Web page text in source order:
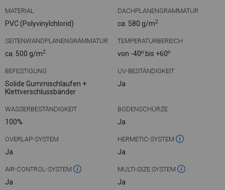
MATERIAL
PVC (Polyvinylchlorid)
DACHPLANENGRAMMATUR
ca. 580 g/m2
SEITENWANDPLANENGRAMMATUR
ca. 500 g/m2
TEMPERATURBEREICH
von -40o bis +60o
BEFESTIGUNG
Solide Gummischlaufen +
Klettverschlussbänder
UV-BESTÄNDIGKEIT
Ja
WASSERBESTÄNDIGKEIT
100%
BODENSCHÜRZE
Ja
OVERLAP-SYSTEM
Ja
HERMETIC-SYSTEM
Ja
AIR-CONTROL-SYSTEM
Ja
MULTI-SIZE SYSTEM
Ja